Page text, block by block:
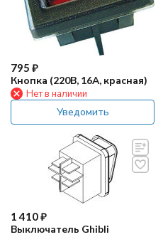
795 ₽
Кнопка (220В, 16А, красная)
Нет в наличии
Уведомить
1 410₽
Выключатель Ghibli